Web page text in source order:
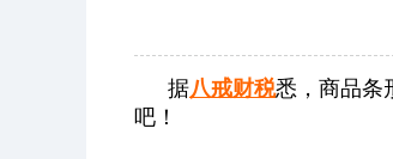
据八戒财税悉，商品条
吧！